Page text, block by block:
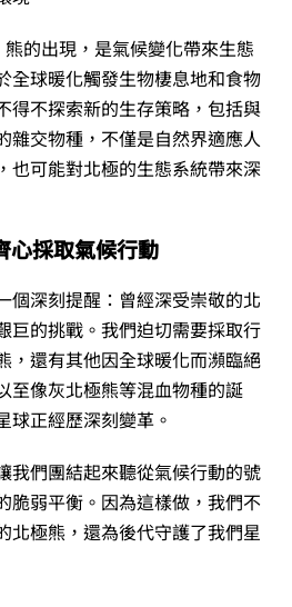
熊的出現，是氣候變化帶來生態
全球暖化觸發生物棲息地和食物
得不探索新的生存策略，包括與
雜交物種，不僅是自然界適應人
也可能對北極的生態系統帶來深
心採取氣候行動
個深刻提醒：曾經深受崇敬的北
巨的挑戰。我們迫切需要採取行
，還有其他因全球暖化而瀕臨絕
至像灰北極熊等混血物種的誕
球正經歷深刻變革。
我們團結起來聽從氣候行動的號
脆弱平衡。因為這樣做，我們不
北極熊，還為後代守護了我們星